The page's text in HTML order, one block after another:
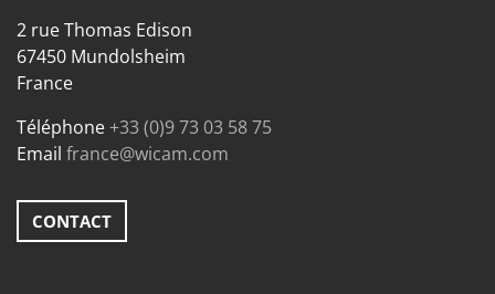
2 rue Thomas Edison
67450 Mundolsheim
France
Téléphone+33 (0)9 73 03 58 75
Email france@wicam.com
CONTACT